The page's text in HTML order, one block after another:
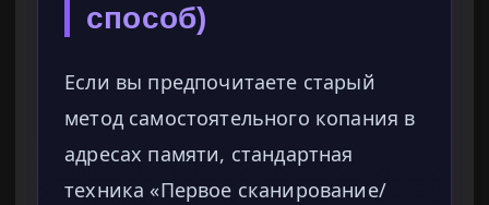
способ)
Если вы предпочитаете старый
метод самостоятельного копания в
адресах памяти, стандартная
техника «Первое сканирование/